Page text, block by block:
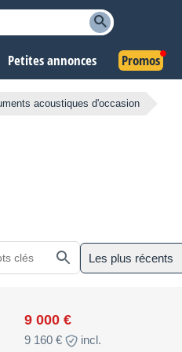
Petites annonces Promos
acoustiques d'occasion
Les plus récents
9 000 €
9 160 € incl.